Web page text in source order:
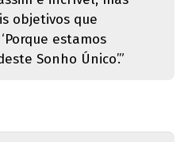
objetivos que
estamos
Sonho Único’.”